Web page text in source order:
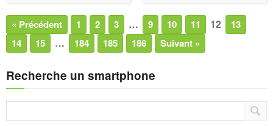
« Précédent 1 2 3 … 9 10 11 12
13
14
15 … 184 185 186 Suivant »
Recherche un smartphone